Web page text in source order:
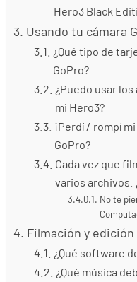
Hero3 Black
Usando tu cámara
¿Qué tipo de
GoPro?
¿Puedo usar
mi Hero3?
¡Perdí / rompí
GoPro?
Cada vez que
varios archivos.
No te
Filmación y edición
¿Qué software
¿Qué música